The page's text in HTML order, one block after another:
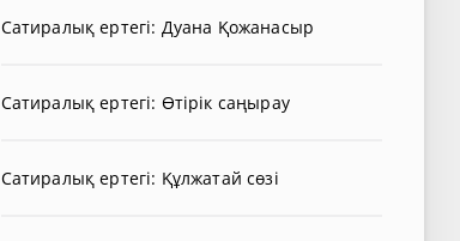
Сатиралық ертегі: Дуана Қожанасыр
Сатиралық ертегі: Өтірік саңырау
Сатиралық ертегі: Құлжатай сөзі